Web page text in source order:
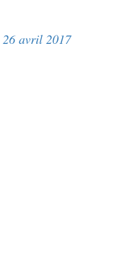
26 avril 2017